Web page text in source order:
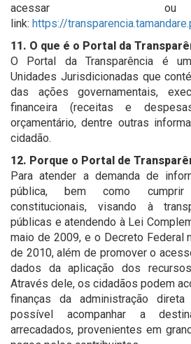
acessar
link: https://
11. O que é o Portal da
O Portal da Transparência é
Unidades Jurisdicionadas que
das ações governamentais,
financeira (receitas e
orçamentário, dentre outras
cidadão.
12. Porque o Portal de
Para atender a demanda de
pública, bem como cumprir
constitucionais, visando à
públicas e atendendo à Lei
maio de 2009, e o Decreto Federal
de 2010, além de promover o
dados da aplicação dos
Através dele, os cidadãos podem
finanças da administração
possível acompanhar a
arrecadados, provenientes em